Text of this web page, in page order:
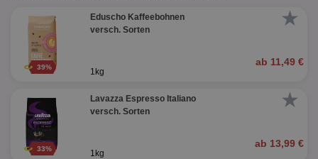
★
39%
Eduscho Kaffeebohnen
versch. Sorten
ab 11,49 €
1kg
★
33%
Lavazza Espresso Italiano
versch. Sorten
ab 13,99 €
1kg